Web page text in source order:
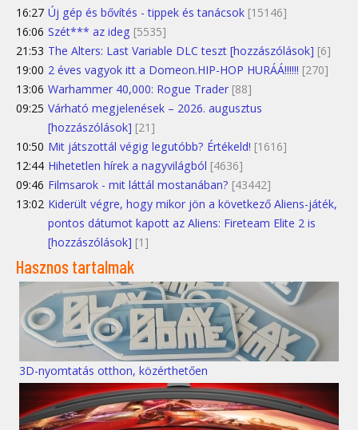
16:27 Új gép és bővítés - tippek és tanácsok [15146]
16:06 Szét*** az ideg [5535]
21:53 The Alters: Last Variable DLC teszt [hozzászólások] [6]
19:00 2 éves vagyok itt a Domeon.HIP-HOP HURÁÁ!!!!!! [270]
13:06 Warhammer 40,000: Rogue Trader [88]
09:25 Várható megjelenések – 2026. augusztus
[hozzászólások] [21]
10:50 Mit játszottál végig legutóbb? Értékeld! [1616]
12:44 Hihetetlen hírek a nagyvilágból [4636]
09:46 Filmsarok - mit láttál mostanában? [43442]
13:02 Kiderült végre, hogy mikor jön a következő Aliens-játék,
pontos dátumot kapott az Aliens: Fireteam Elite 2 is
[hozzászólások] [1]
Hasznos tartalmak
3D-nyomtatás otthon, közérthetően